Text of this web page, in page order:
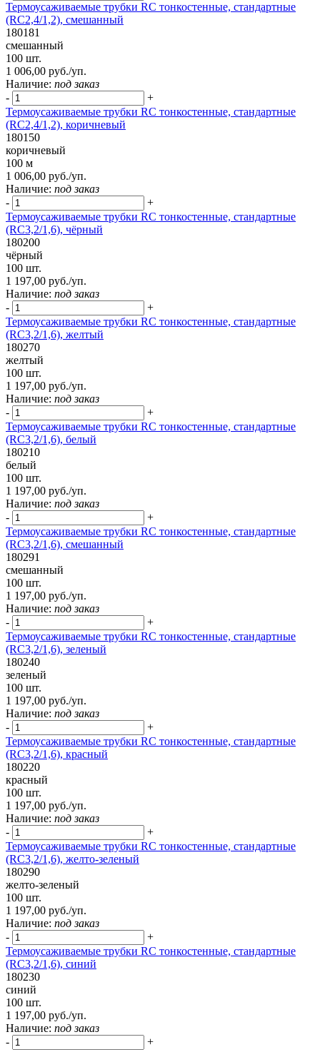
Термоусаживаемые трубки RC тонкостенные, стандартные
(RC2,4/1,2), смешанный
180181
смешанный
100 шт.
1 006,00 руб./уп.
Наличие: под заказ
-
+
Термоусаживаемые трубки RC тонкостенные, стандартные
(RC2,4/1,2), коричневый
180150
коричневый
100 м
1 006,00 руб./уп.
Наличие: под заказ
-
+
Термоусаживаемые трубки RC тонкостенные, стандартные
(RC3,2/1,6), чёрный
180200
чёрный
100 шт.
1 197,00 руб./уп.
Наличие: под заказ
-
+
Термоусаживаемые трубки RC тонкостенные, стандартные
(RC3,2/1,6), желтый
180270
желтый
100 шт.
1 197,00 руб./уп.
Наличие: под заказ
-
+
Термоусаживаемые трубки RC тонкостенные, стандартные
(RC3,2/1,6), белый
180210
белый
100 шт.
1 197,00 руб./уп.
Наличие: под заказ
-
+
Термоусаживаемые трубки RC тонкостенные, стандартные
(RC3,2/1,6), смешанный
180291
смешанный
100 шт.
1 197,00 руб./уп.
Наличие: под заказ
-
+
Термоусаживаемые трубки RC тонкостенные, стандартные
(RC3,2/1,6), зеленый
180240
зеленый
100 шт.
1 197,00 руб./уп.
Наличие: под заказ
-
+
Термоусаживаемые трубки RC тонкостенные, стандартные
(RC3,2/1,6), красный
180220
красный
100 шт.
1 197,00 руб./уп.
Наличие: под заказ
-
+
Термоусаживаемые трубки RC тонкостенные, стандартные
(RC3,2/1,6), желто-зеленый
180290
желто-зеленый
100 шт.
1 197,00 руб./уп.
Наличие: под заказ
-
+
Термоусаживаемые трубки RC тонкостенные, стандартные
(RC3,2/1,6), синий
180230
синий
100 шт.
1 197,00 руб./уп.
Наличие: под заказ
-
+